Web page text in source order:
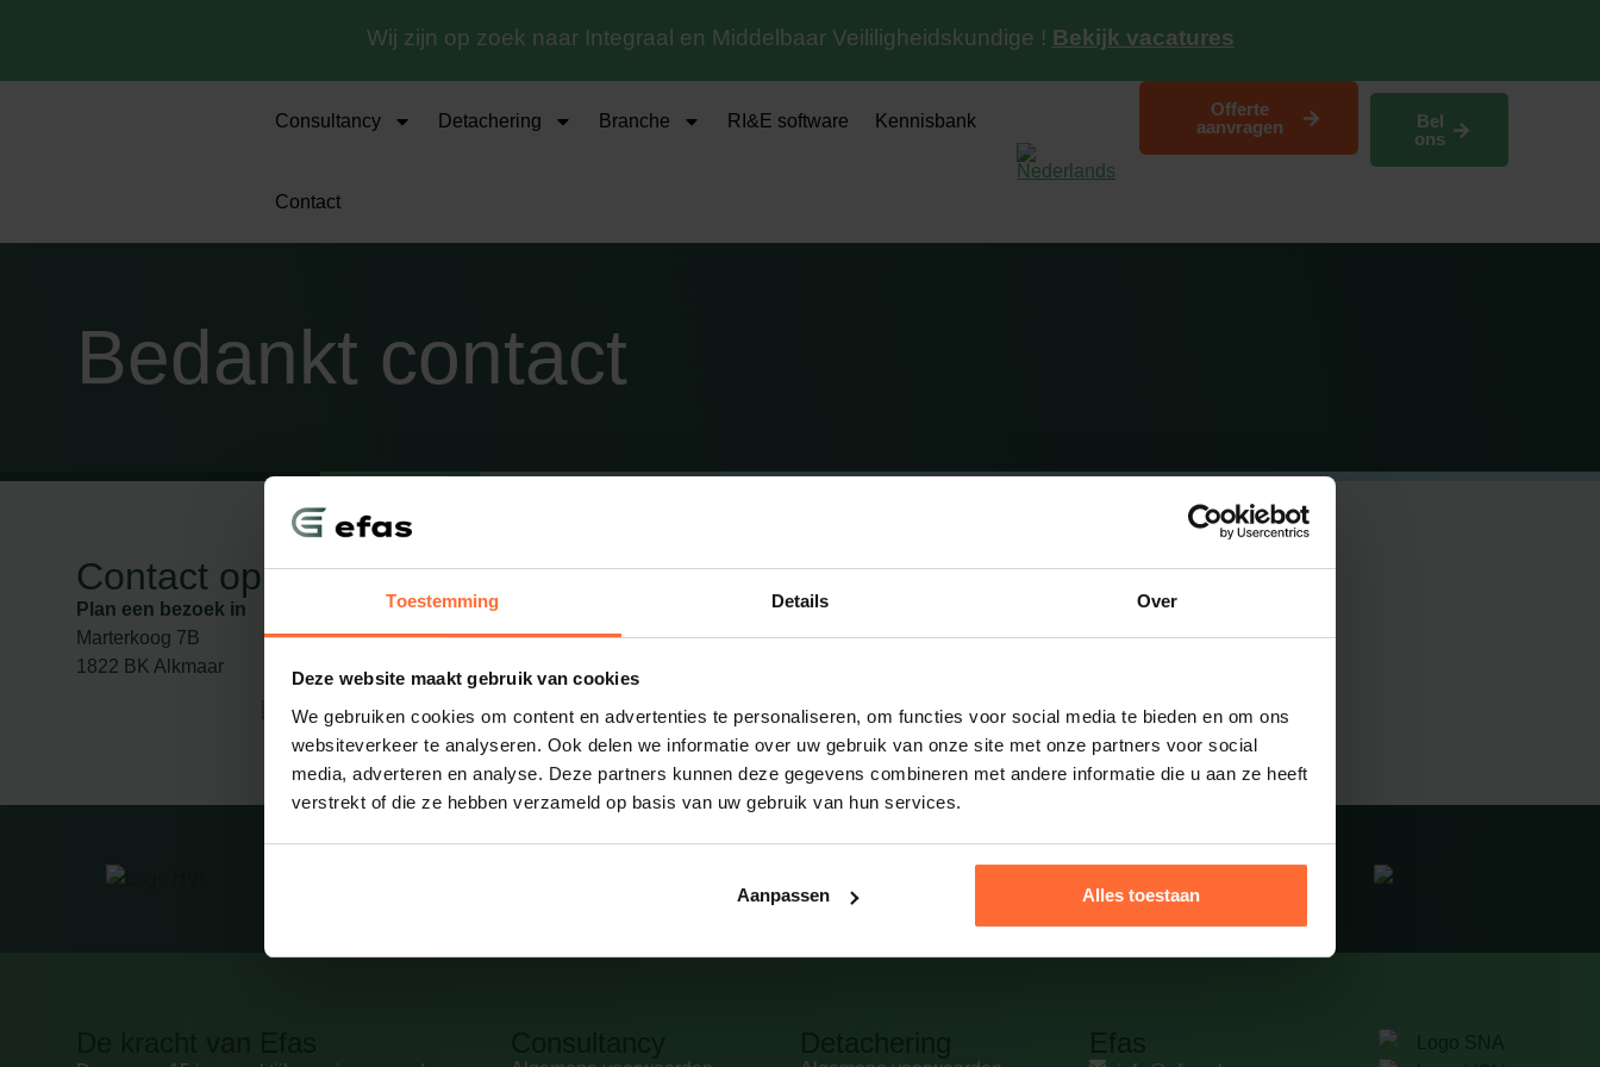
Toestemming Details Over
Deze website maakt gebruik van cookies
We gebruiken cookies om content en advertenties te personaliseren, om functies voor social media te bieden en om ons
websiteverkeer te analyseren. Ook delen we informatie over uw gebruik van onze site met onze partners voor social
media, adverteren en analyse. Deze partners kunnen deze gegevens combineren met andere informatie die u aan ze heeft
verstrekt of die ze hebben verzameld op basis van uw gebruik van hun services.
Aanpassen Alles toestaan
Wij zijn op zoek naar Integraal en Middelbaar Veililigheidskundige ! Bekijk vacatures
Bel
ons
Offerte
aanvragen
Consultancy Detachering Branche RI&E software Kennisbank
Contact
Bedankt contact
Contact opnemen, hoe u het wilt
Plan een bezoek in
Marterkoog 7B
1822 BK Alkmaar
Bel085 060 66 65
Bedankt!
Wij nemen zo spoedig mogelijk contact met u op!